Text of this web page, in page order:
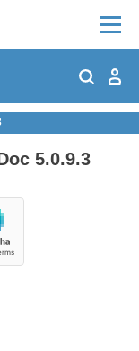
5.0.9.3